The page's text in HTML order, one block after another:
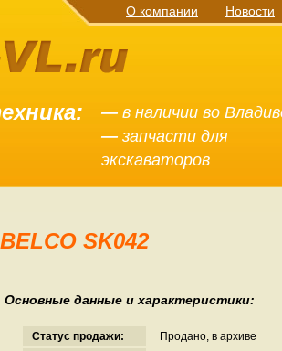
О компании Новости
— в наличии во
— запчасти для
экскаваторов
SK042
Основные данные и характеристики:
Статус продажи:
Продано, в архиве